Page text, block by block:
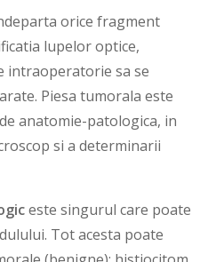
orice fragment
lupelor optice,
intraoperatorie sa se
Piesa tumorala este
anatomie-patologica, in
si a determinarii
este singurul care poate
Tot acesta poate